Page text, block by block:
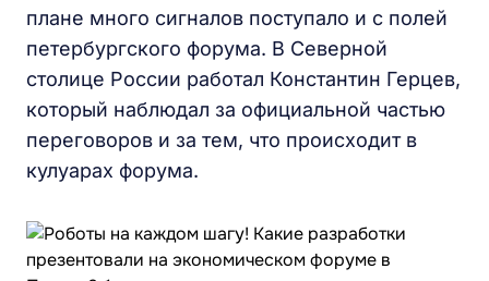
плане много сигналов поступало и с полей
петербургского форума. В Северной
столице России работал Константин Герцев,
который наблюдал за официальной частью
переговоров и за тем, что происходит в
кулуарах форума.